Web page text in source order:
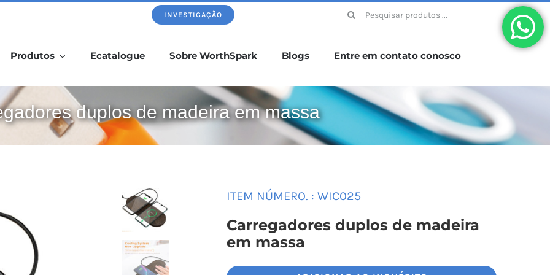
INVESTIGAÇÃO Procurar:
Produtos Ecatalogue Sobre WorthSpark Blogs Entre em contato conosco
duplos de madeira em massa
ITEM NÚMERO. :WIC025
Carregadores duplos de madeira
em massa